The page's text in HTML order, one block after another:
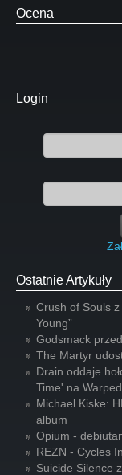
Ocena
Login
Ostatnie Artykuły
Crush of Souls
Young”
Godsmack
The Martyr
Drain oddaje
Time' na
Michael Kiske:
album
Opium -
REZN - Cycles
Suicide Silence